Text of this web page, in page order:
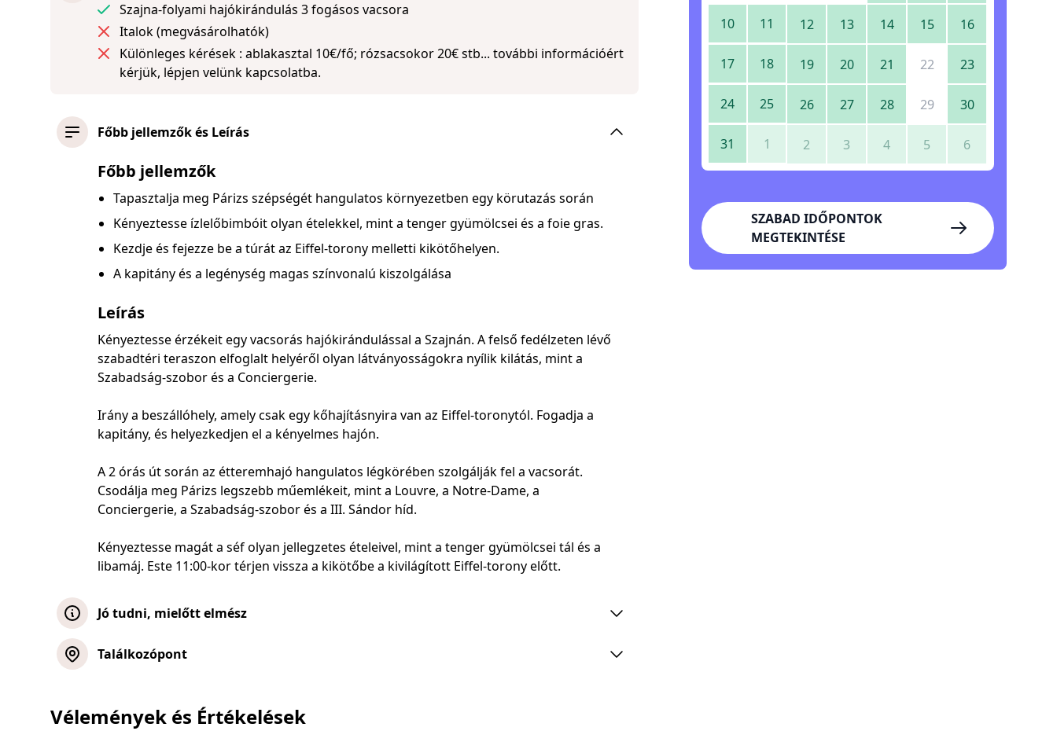
Szajna-folyami hajókirándulás 3 fogásos vacsora
Italok (megvásárolhatók)
Különleges kérések : ablakasztal 10€/fő; rózsacsokor 20€ stb... további információért
kérjük, lépjen velünk kapcsolatba.
Főbb jellemzők és Leírás
Főbb jellemzők
Tapasztalja meg Párizs szépségét hangulatos környezetben egy körutazás során
Kényeztesse ízlelőbimbóit olyan ételekkel, mint a tenger gyümölcsei és a foie gras.
Kezdje és fejezze be a túrát az Eiffel-torony melletti kikötőhelyen.
A kapitány és a legénység magas színvonalú kiszolgálása
Leírás
Kényeztesse érzékeit egy vacsorás hajókirándulással a Szajnán. A felső fedélzeten lévő
szabadtéri teraszon elfoglalt helyéről olyan látványosságokra nyílik kilátás, mint a
Szabadság-szobor és a Conciergerie.
Irány a beszállóhely, amely csak egy kőhajításnyira van az Eiffel-toronytól. Fogadja a
kapitány, és helyezkedjen el a kényelmes hajón.
A 2 órás út során az étteremhajó hangulatos légkörében szolgálják fel a vacsorát.
Csodálja meg Párizs legszebb műemlékeit, mint a Louvre, a Notre-Dame, a
Conciergerie, a Szabadság-szobor és a III. Sándor híd.
Kényeztesse magát a séf olyan jellegzetes ételeivel, mint a tenger gyümölcsei tál és a
libamáj. Este 11:00-kor térjen vissza a kikötőbe a kivilágított Eiffel-torony előtt.
Jó tudni, mielőtt elmész
Kérjük, a foglalás során adja meg az étkezési korlátozásait.
Találkozópont
Vélemények és Értékelések
10 11 12 13 14 15 16
17 18 19 20 21 22 23
24 25 26 27 28 29 30
31 1 2 3 4 5 6
SZABAD IDŐPONTOK
MEGTEKINTÉSE